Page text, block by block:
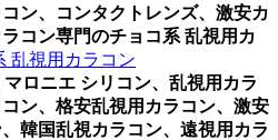
ン、コンタクトレンズ、激安カ
コン専門のチョコ系 乱視用カ
乱視用カラコン
ロニエ シリコン、乱視用カラ
ン、格安乱視用カラコン、激安
韓国乱視カラコン、遠視用カラ